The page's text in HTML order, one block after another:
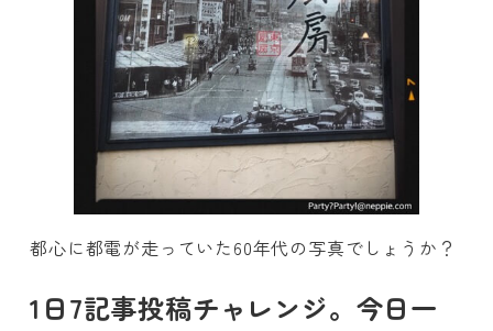
都心に都電が走っていた60年代の写真でしょうか？
1日7記事投稿チャレンジ。今日一